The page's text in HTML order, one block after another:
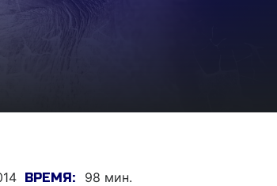
ВРЕМЯ: 98 мин.